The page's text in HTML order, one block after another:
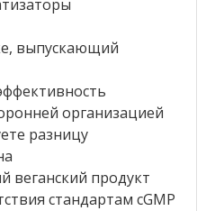
выпускающий
организацией
разницу
веганский продукт
стандартам cGMP